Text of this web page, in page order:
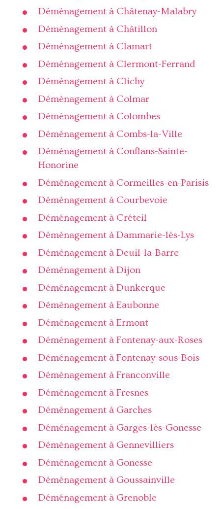
Déménagement à Châtenay-Malabry
Déménagement à Châtillon
Déménagement à Clamart
Déménagement à Clermont-Ferrand
Déménagement à Clichy
Déménagement à Colmar
Déménagement à Colombes
Déménagement à Combs-la-Ville
Déménagement à Conflans-Sainte-
Honorine
Déménagement à Cormeilles-en-Parisis
Déménagement à Courbevoie
Déménagement à Créteil
Déménagement à Dammarie-lès-Lys
Déménagement à Deuil-la-Barre
Déménagement à Dijon
Déménagement à Dunkerque
Déménagement à Eaubonne
Déménagement à Ermont
Déménagement à Fontenay-aux-Roses
Déménagement à Fontenay-sous-Bois
Déménagement à Franconville
Déménagement à Fresnes
Déménagement à Garches
Déménagement à Garges-lès-Gonesse
Déménagement à Gennevilliers
Déménagement à Gonesse
Déménagement à Goussainville
Déménagement à Grenoble